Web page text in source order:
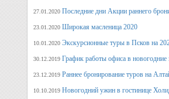
27.01.2020 Последние дни Акции раннего
23.01.2020 Широкая масленица 2020
10.01.2020 Экскурсионные туры в Псков на
30.12.2019 График работы офиса в новогодние
23.12.2019 Раннее бронирование туров на
10.10.2019 Новогодний ужин в гостинице